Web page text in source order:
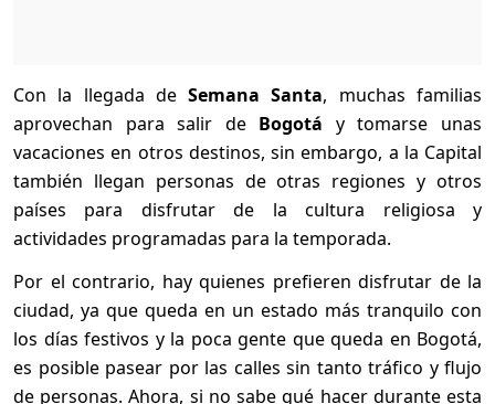
Con la llegada deSemana Santa, muchas familias
aprovechan para salir de Bogotá y tomarse unas
vacaciones en otros destinos, sin embargo, a la Capital
también llegan personas de otras regiones y otros
países para disfrutar de la cultura religiosa y
actividades programadas para la temporada.
Por el contrario, hay quienes prefieren disfrutar de la
ciudad, ya que queda en un estado más tranquilo con
los días festivos y la poca gente que queda en Bogotá,
es posible pasear por las calles sin tanto tráfico y flujo
de personas. Ahora, si no sabe qué hacer durante esta